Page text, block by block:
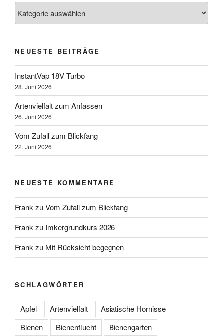
NEUESTE BEITRÄGE
InstantVap 18V Turbo
28. Juni 2026
Artenvielfalt zum Anfassen
26. Juni 2026
Vom Zufall zum Blickfang
22. Juni 2026
NEUESTE KOMMENTARE
FrankzuVom Zufall zum Blickfang
Frankzu Imkergrundkurs 2026
Frankzu Mit Rücksicht begegnen
SCHLAGWÖRTER
Apfel Artenvielfalt
Asiatische Hornisse
Bienen
Bienenflucht
Bienengarten